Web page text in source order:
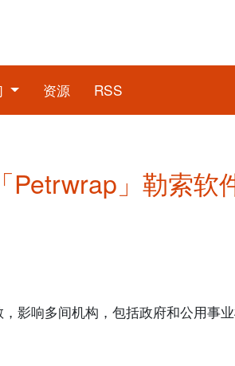
资源 RSS
」勒索软
影响多间机构，包括政府和公用事业